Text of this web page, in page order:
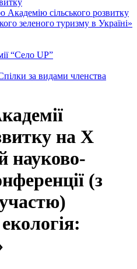
cільського розвитку
зеленого туризму в Україні»
“Село UP”
за видами членства
на Х
науково-
(з